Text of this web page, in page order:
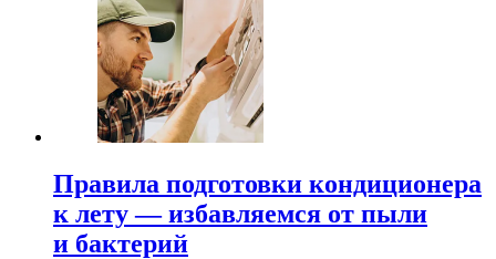
Правила подготовки кондиционера
к лету — избавляемся от пыли
и бактерий